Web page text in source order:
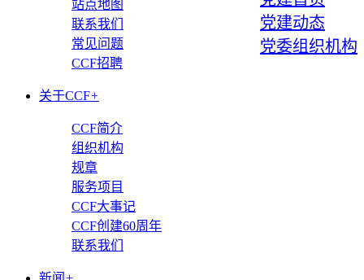
党建动态
党委组织机构
站点地图
联系我们
常见问题
CCF招聘
关于CCF+
CCF简介
组织机构
规章
服务项目
CCF大事记
CCF创建60周年
联系我们